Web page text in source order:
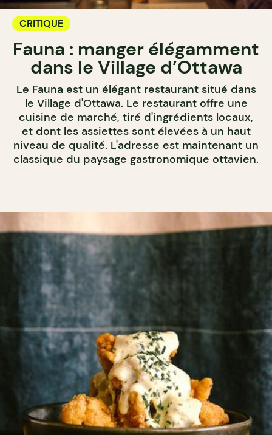
CRITIQUE
Fauna : manger élégamment
dans le Village d’Ottawa
Le Fauna est un élégant restaurant situé dans
le Village d'Ottawa. Le restaurant offre une
cuisine de marché, tiré d'ingrédients locaux,
et dont les assiettes sont élevées à un haut
niveau de qualité. L'adresse est maintenant un
classique du paysage gastronomique ottavien.